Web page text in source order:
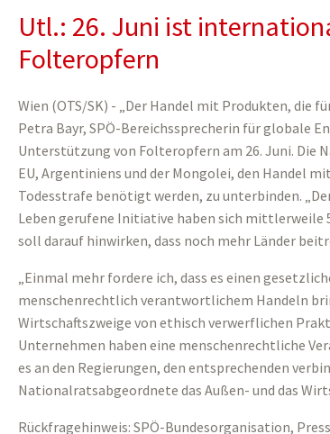
Utl.: 26. Juni ist
Folteropfern
Wien (OTS/SK) - „Der Handel mit Produkten, die
Petra Bayr, SPÖ-Bereichssprecherin für globale
Unterstützung von Folteropfern am 26. Juni.
EU, Argentiniens und der Mongolei, den Handel
Todesstrafe benötigt werden, zu unterbinden.
Leben gerufene Initiative haben sich mittlerweile
soll darauf hinwirken, dass noch mehr Länder
„Einmal mehr fordere ich, dass es einen
menschenrechtlich verantwortlichem Handeln
Wirtschaftszweige von ethisch verwerflichen
Unternehmen haben eine menschenrechtliche
es an den Regierungen, den entsprechenden
Nationalratsabgeordnete das Außen- und das
Rückfragehinweis: SPÖ-Bundesorganisation,